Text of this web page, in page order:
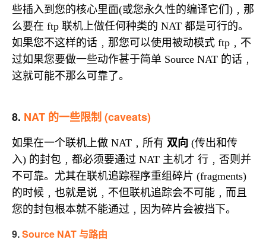
些插入到您的核心里面(或您永久性的编译它们) ﹐那
么要在 ftp 联机上做任何种类的 NAT 都是可行的。
如果您不这样的话﹐那您可以使用被动模式 ftp ﹐不
过如果您要做一些动作甚于简单 Source NAT 的话﹐
这就可能不那么可靠了。
8. NAT 的一些限制(caveats)
如果在一个联机上做 NAT ﹐所有 双向 (传出和传
入) 的封包﹐都必须要通过 NAT 主机才 行﹐否则并
不可靠。尤其在联机追踪程序重组碎片 (fragments)
的时候﹐也就是说﹐不但联机追踪会不可能﹐而且
您的封包根本就不能通过﹐因为碎片会被挡下。
9.Source NAT 与路由